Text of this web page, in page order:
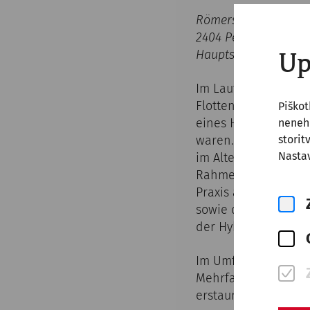
Römerstadt
2404 Petronell-
Hauptstraße 1A
Im Laufe der
Flottenstation des
eines
waren. Aus
im Alten Ägypten
Rahmen einer
Praxis
sowie das
der
Im Umfeld eines
erstaunliche